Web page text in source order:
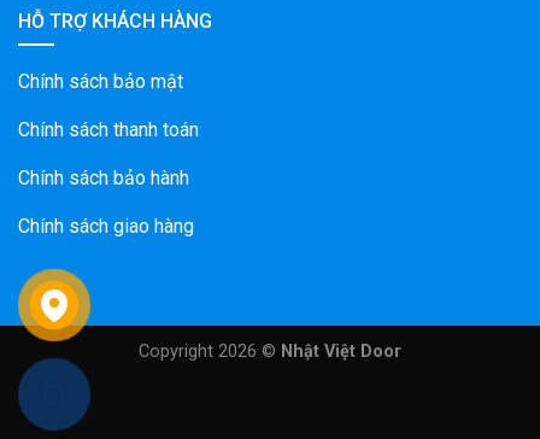
HỖ TRỢ KHÁCH HÀNG
Chính sách bảo mật
Chính sách thanh toán
Chính sách bảo hành
Chính sách giao hàng
Copyright 2026 © Nhật Việt Door